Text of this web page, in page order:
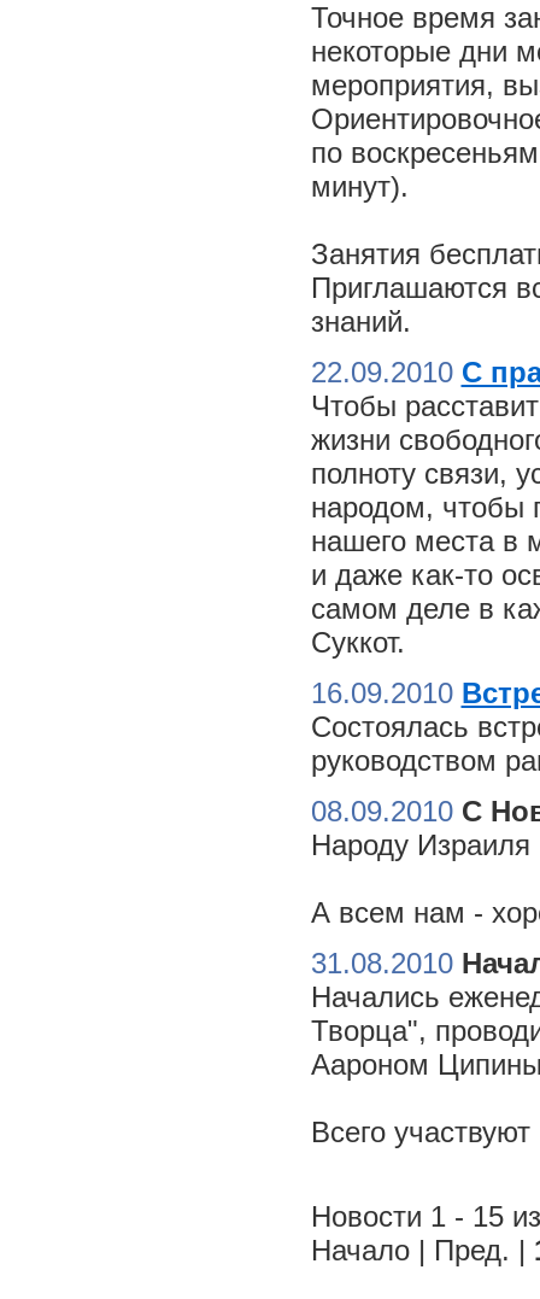
Точное время
некоторые дни
мероприятия,
по
минут).
Занятия
Приглашаются
знаний.
22.09.2010 С
Чтобы
жизни
полноту связи,
народом, чтобы
нашего места в
и даже как-то
самом деле в
Суккот.
16.09.2010
Состоялась
руководством
08.09.2010 С
Народу Израиля
А всем нам -
31.08.2010
Начались
Творца",
Аароном
Всего
Новости 1 - 15
Начало | Пред. |